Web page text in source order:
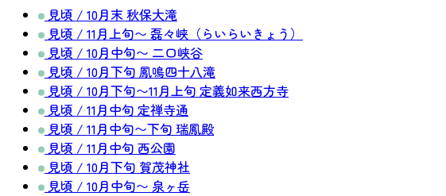
見頃 / 10月末 秋保大滝
見頃 / 11月上旬〜 磊々峡（らいらいきょう）
見頃 / 10月中旬〜 二口峡谷
見頃 / 10月下旬 鳳鳴四十八滝
見頃 / 10月下旬〜11月上旬 定義如来西方寺
見頃 / 11月中旬 定禅寺通
見頃 / 11月中旬〜下旬 瑞鳳殿
見頃 / 11月中旬 西公園
見頃 / 10月下旬 賀茂神社
見頃 / 10月中旬〜 泉ヶ岳